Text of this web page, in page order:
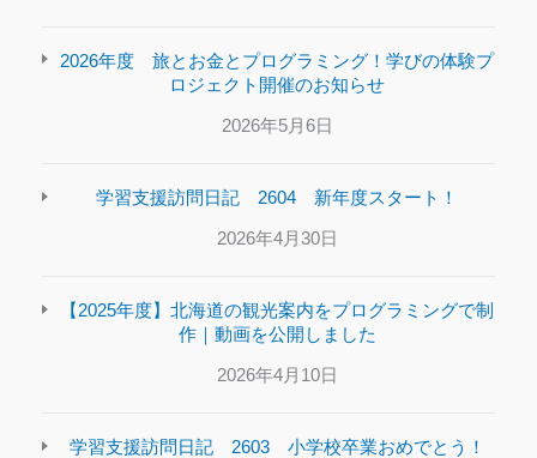
2026年度 旅とお金とプログラミング！学びの体験プ
ロジェクト開催のお知らせ
2026年5月6日
学習支援訪問日記 2604 新年度スタート！
2026年4月30日
【2025年度】北海道の観光案内をプログラミングで制
作｜動画を公開しました
2026年4月10日
学習支援訪問日記 2603 小学校卒業おめでとう！